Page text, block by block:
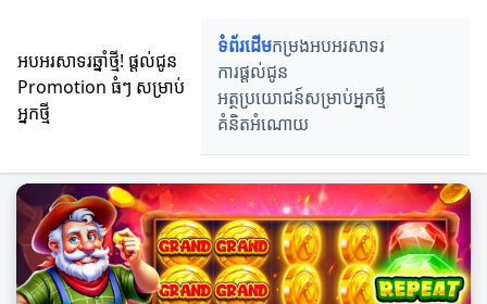
អបអរសាទរឆ្នាំថ្មី! ផ្តល់ជូន
Promotion ធំៗ សម្រាប់
អ្នកថ្មី
ទំព័រដើមកម្រងអបអរសាទរ
ការផ្តល់ជូន
អត្ថប្រយោជន៍សម្រាប់អ្នកថ្មី
គំនិតអំណោយ